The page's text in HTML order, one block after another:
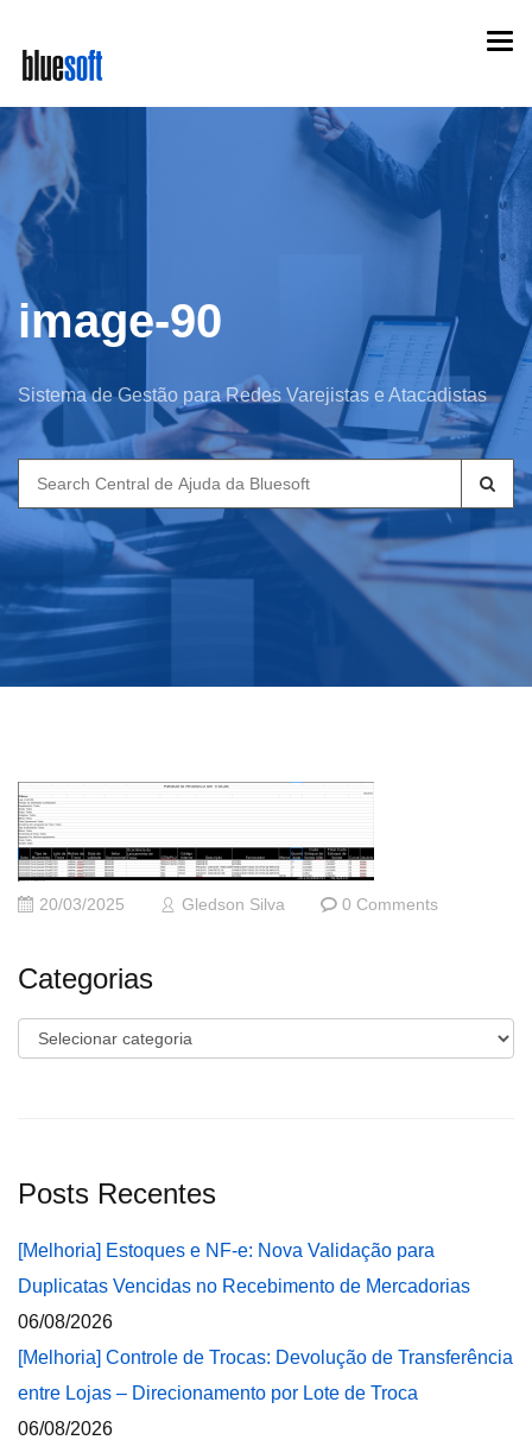
main
content
image-90
Sistema de Gestão para Redes Varejistas e Atacadistas
Search
for:
20/03/2025 Gledson Silva 0 Comments
Categorias
Categorias
Posts Recentes
[Melhoria] Estoques e NF-e: Nova Validação para
Duplicatas Vencidas no Recebimento de Mercadorias
06/08/2026
[Melhoria] Controle de Trocas: Devolução de Transferência
entre Lojas – Direcionamento por Lote de Troca
06/08/2026